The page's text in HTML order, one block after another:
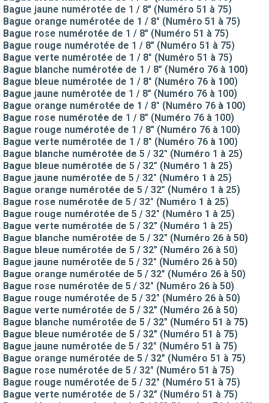
Bague jaune numérotée de 1 / 8" (Numéro 51 à 75)
Bague orange numérotée de 1 / 8" (Numéro 51 à 75)
Bague rose numérotée de 1 / 8" (Numéro 51 à 75)
Bague rouge numérotée de 1 / 8" (Numéro 51 à 75)
Bague verte numérotée de 1 / 8" (Numéro 51 à 75)
Bague blanche numérotée de 1 / 8" (Numéro 76 à 100)
Bague bleue numérotée de 1 / 8" (Numéro 76 à 100)
Bague jaune numérotée de 1 / 8" (Numéro 76 à 100)
Bague orange numérotée de 1 / 8" (Numéro 76 à 100)
Bague rose numérotée de 1 / 8" (Numéro 76 à 100)
Bague rouge numérotée de 1 / 8" (Numéro 76 à 100)
Bague verte numérotée de 1 / 8" (Numéro 76 à 100)
Bague blanche numérotée de 5 / 32" (Numéro 1 à 25)
Bague bleue numérotée de 5 / 32" (Numéro 1 à 25)
Bague jaune numérotée de 5 / 32" (Numéro 1 à 25)
Bague orange numérotée de 5 / 32" (Numéro 1 à 25)
Bague rose numérotée de 5 / 32" (Numéro 1 à 25)
Bague rouge numérotée de 5 / 32" (Numéro 1 à 25)
Bague verte numérotée de 5 / 32" (Numéro 1 à 25)
Bague blanche numérotée de 5 / 32" (Numéro 26 à 50)
Bague bleue numérotée de 5 / 32" (Numéro 26 à 50)
Bague jaune numérotée de 5 / 32" (Numéro 26 à 50)
Bague orange numérotée de 5 / 32" (Numéro 26 à 50)
Bague rose numérotée de 5 / 32" (Numéro 26 à 50)
Bague rouge numérotée de 5 / 32" (Numéro 26 à 50)
Bague verte numérotée de 5 / 32" (Numéro 26 à 50)
Bague blanche numérotée de 5 / 32" (Numéro 51 à 75)
Bague bleue numérotée de 5 / 32" (Numéro 51 à 75)
Bague jaune numérotée de 5 / 32" (Numéro 51 à 75)
Bague orange numérotée de 5 / 32" (Numéro 51 à 75)
Bague rose numérotée de 5 / 32" (Numéro 51 à 75)
Bague rouge numérotée de 5 / 32" (Numéro 51 à 75)
Bague verte numérotée de 5 / 32" (Numéro 51 à 75)